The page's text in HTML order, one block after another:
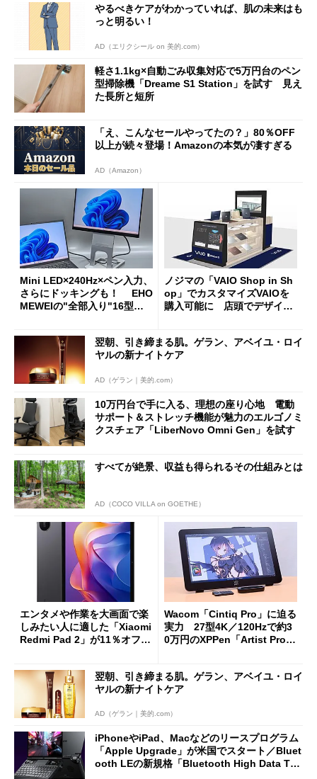
やるべきケアがわかっていれば、肌の未来はも
っと明るい！
AD（エリクシール on 美的.com）
軽さ1.1kg×自動ごみ収集対応で5万円台のペン
型掃除機「Dreame S1 Station」を試す 見え
た長所と短所
「え、こんなセールやってたの？」80％OFF
以上が続々登場！Amazonの本気が凄すぎる
AD（Amazon）
Mini LED×240Hz×ペン入力、
さらにドッキングも！ EHO
MEWEIの"全部入り"16型モ
ノジマの「VAIO Shop in Sh
op」でカスタマイズVAIOを
購入可能に 店頭でデザイン
翌朝、引き締まる肌。ゲラン、アベイユ・ロイ
ヤルの新ナイトケア
AD（ゲラン｜美的.com）
10万円台で手に入る、理想の座り心地 電動
サポート＆ストレッチ機能が魅力のエルゴノミ
クスチェア「LiberNovo Omni Gen」を試す
すべてが絶景、収益も得られるその仕組みとは
AD（COCO VILLA on GOETHE）
エンタメや作業を大画面で楽
しみたい人に適した「Xiaomi
Redmi Pad 2」が11％オフの
Wacom「Cintiq Pro」に迫る
実力 27型4K／120Hzで約3
0万円のXPPen「Artist Pro 2
翌朝、引き締まる肌。ゲラン、アベイユ・ロイ
ヤルの新ナイトケア
AD（ゲラン｜美的.com）
iPhoneやiPad、Macなどのリースプログラム
「Apple Upgrade」が米国でスタート／Bluet
ooth LEの新規格「Bluetooth High Data Thr